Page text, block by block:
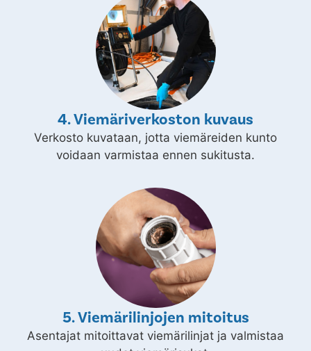
4. Viemäriverkoston kuvaus
Verkosto kuvataan, jotta viemäreiden kunto
voidaan varmistaa ennen sukitusta.
5. Viemärilinjojen mitoitus
Asentajat mitoittavat viemärilinjat ja valmistaa